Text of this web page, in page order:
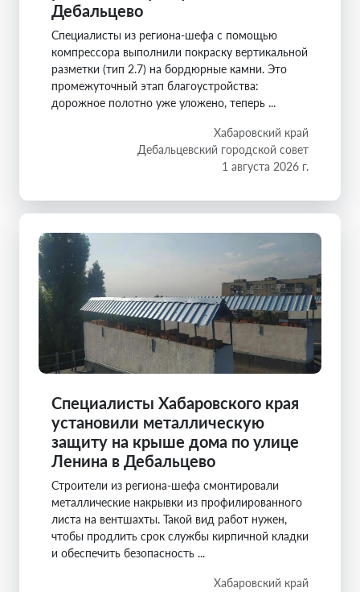
Дебальцево
Специалисты из региона-шефа с помощью
компрессора выполнили покраску вертикальной
разметки (тип 2.7) на бордюрные камни. Это
промежуточный этап благоустройства:
дорожное полотно уже уложено, теперь ...
Хабаровский край
Дебальцевский городской совет
1 августа 2026 г.
Специалисты Хабаровского края
установили металлическую
защиту на крыше дома по улице
Ленина в Дебальцево
Строители из региона-шефа смонтировали
металлические накрывки из профилированного
листа на вентшахты. Такой вид работ нужен,
чтобы продлить срок службы кирпичной кладки
и обеспечить безопасность ...
Хабаровский край